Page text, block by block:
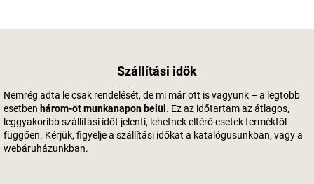
Szállítási idők
Nemrég adta le csak rendelését, de mi már ott is vagyunk – a legtöbb
esetben három-öt munkanapon belül . Ez az időtartam az átlagos,
leggyakoribb szállítási időt jelenti, lehetnek eltérő esetek terméktől
függően. Kérjük, figyelje a szállítási időkat a katalógusunkban, vagy a
webáruházunkban.